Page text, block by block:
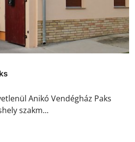
Anikó Vendégház Paks
szakm...